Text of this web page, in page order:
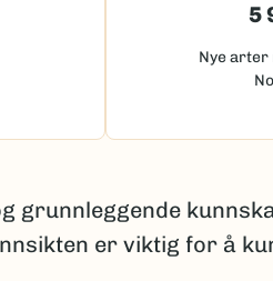
5
Nye
grunnleggende
er viktig for å